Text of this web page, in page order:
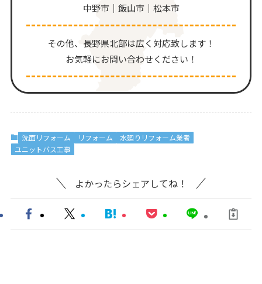
中野市｜飯山市｜松本市
その他、⻑野県北部は広く対応致します！
お気軽にお問い合わせください！
洗面リフォーム リフォーム
水廻りリフォーム業者
ユニットバス工事
よかったらシェアしてね！